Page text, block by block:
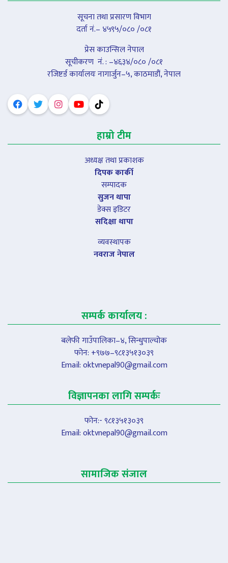
सूचना तथा प्रसारण विभाग
दर्ता नं.– ४५९५/०८० /०८१
प्रेस काउन्सिल नेपाल
सूचीकरण नंं. : –४६३४/०८० /०८१
रजिष्टर्ड कार्यालयः नागार्जुन–५, काठमाडौं, नेपाल
हाम्रो टीम
अध्यक्ष तथा प्रकाशक
दिपक कार्की
सम्पादक
सुजन थापा
डेक्स इडिटर
सदिक्षा थापा
व्यवस्थापक
नवराज नेपाल
सम्पर्क कार्यालय :
बलेफी गाउँपालिका–४, सिन्धुपाल्चोक
फोन: +९७७–९८१३५१३०३९
Email:oktvnepal90@gmail.com
विज्ञापनका लागि सम्पर्कः
फोन:- ९८१३५१३०३९
Email:oktvnepal90@gmail.com
सामाजिक संजाल